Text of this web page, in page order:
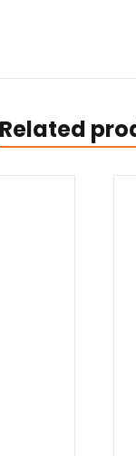
Related